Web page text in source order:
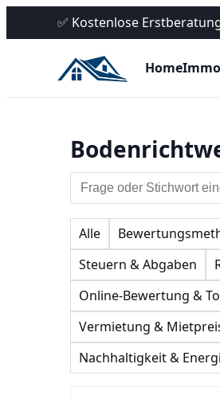
✅ Kostenlose
Home
Alle
Steuern & Abgaben
Online-Bewertung &
Vermietung &
Nachhaltigkeit &